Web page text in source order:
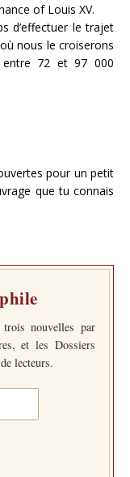
of Louis XV.
d’effectuer le trajet
nous le croiserons
entre 72 et 97 000
pour un petit
que tu connais
nouvelles par
et les Dossiers
lecteurs.